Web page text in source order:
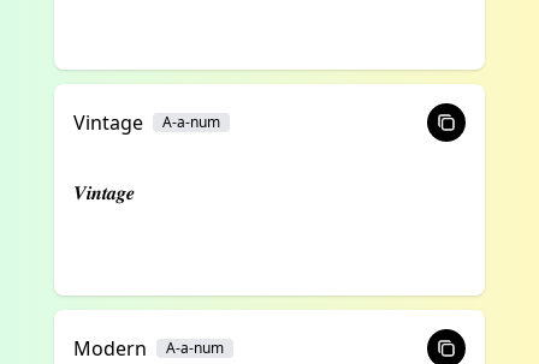
Vintage A-a-num
𝑽𝒊𝒏𝒕𝒂𝒈𝒆
Modern A-a-num